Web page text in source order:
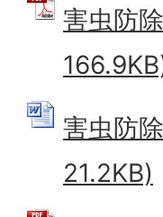
害虫防
害虫防
21.2KB)